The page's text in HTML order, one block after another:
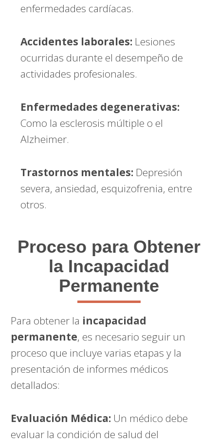
enfermedades cardíacas.
Accidentes laborales: Lesiones
ocurridas durante el desempeño de
actividades profesionales.
Enfermedades degenerativas:
Como la esclerosis múltiple o el
Alzheimer.
Trastornos mentales: Depresión
severa, ansiedad, esquizofrenia, entre
otros.
Proceso para Obtener
la Incapacidad
Permanente
Para obtener la incapacidad
permanente, es necesario seguir un
proceso que incluye varias etapas y la
presentación de informes médicos
detallados:
Evaluación Médica: Un médico debe
evaluar la condición de salud del